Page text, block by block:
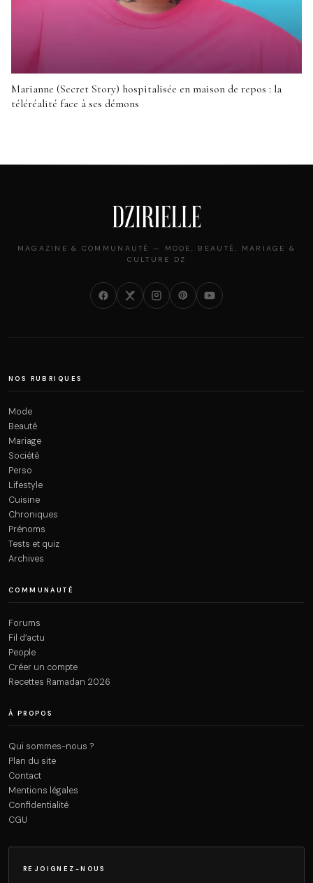
Marianne (Secret Story) hospitalisée en maison de repos : la
téléréalité face à ses démons
MAGAZINE & COMMUNAUTÉ — MODE, BEAUTÉ, MARIAGE &
CULTURE DZ
NOS RUBRIQUES
Mode
Beauté
Mariage
Société
Perso
Lifestyle
Cuisine
Chroniques
Prénoms
Tests et quiz
Archives
COMMUNAUTÉ
Forums
Fil d’actu
People
Créer un compte
Recettes Ramadan 2026
À PROPOS
Qui sommes-nous ?
Plan du site
Contact
Mentions légales
Confidentialité
CGU
REJOIGNEZ-NOUS